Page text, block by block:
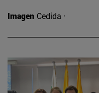
Imagen Cedida ·